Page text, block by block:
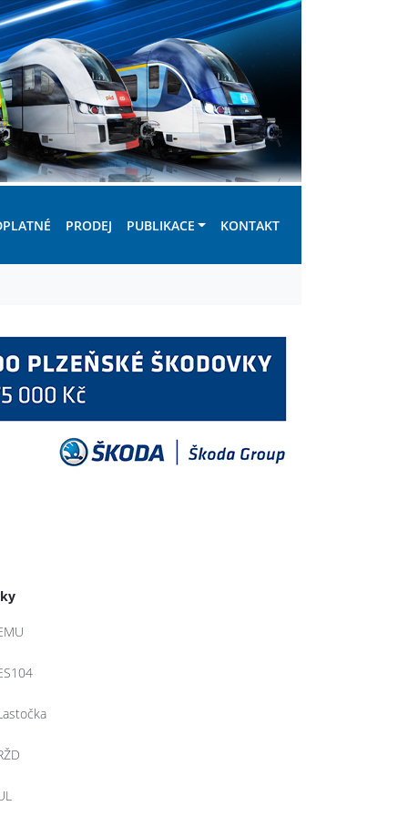
PRODEJ PUBLIKACE KONTAKT